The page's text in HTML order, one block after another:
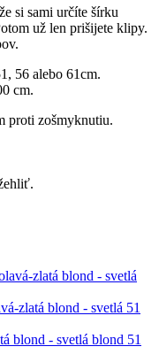
si sami určíte šírku
už len prišijete klipy.
56 alebo 61cm.
cm.
proti zošmyknutiu.
zlatá blond - svetlá 51